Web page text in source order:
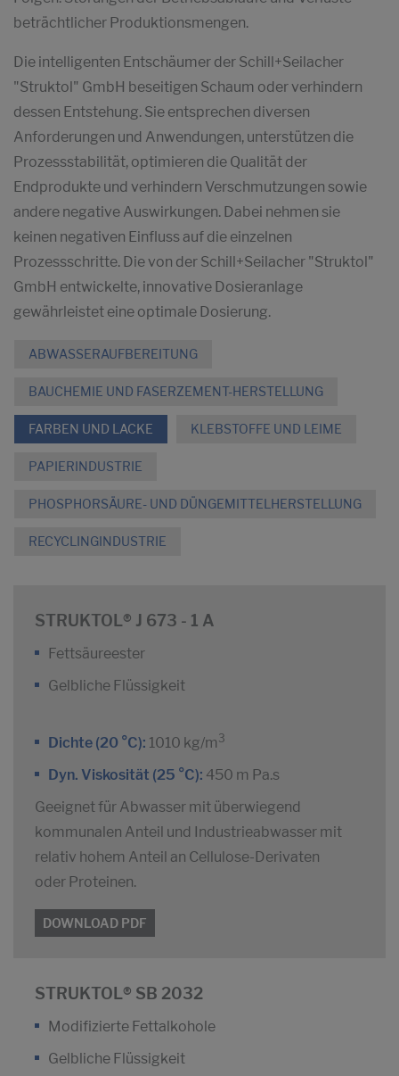
beträchtlicher Produktionsmengen.
Die intelligenten Entschäumer der Schill+Seilacher
"Struktol" GmbH beseitigen Schaum oder verhindern
dessen Entstehung. Sie entsprechen diversen
Anforderungen und Anwendungen, unterstützen die
Prozessstabilität, optimieren die Qualität der
Endprodukte und verhindern Verschmutzungen sowie
andere negative Auswirkungen. Dabei nehmen sie
keinen negativen Einfluss auf die einzelnen
Prozessschritte. Die von der Schill+Seilacher "Struktol"
GmbH entwickelte, innovative Dosieranlage
gewährleistet eine optimale Dosierung.
ABWASSERAUFBEREITUNG
BAUCHEMIE UND FASERZEMENT-HERSTELLUNG
FARBEN UND LACKE KLEBSTOFFE UND LEIME
PAPIERINDUSTRIE
PHOSPHORSÄURE- UND DÜNGEMITTELHERSTELLUNG
RECYCLINGINDUSTRIE
STRUKTOL® J 673 - 1 A
Fettsäureester
Gelbliche Flüssigkeit
Dichte (20 °C): 1010 kg/m 3
Dyn. Viskosität (25 °C): 450 m Pa.s
Geeignet für Abwasser mit überwiegend
kommunalen Anteil und Industrieabwasser mit
relativ hohem Anteil an Cellulose-Derivaten
oder Proteinen.
DOWNLOAD PDF
STRUKTOL® SB 2032
Modifizierte Fettalkohole
Gelbliche Flüssigkeit